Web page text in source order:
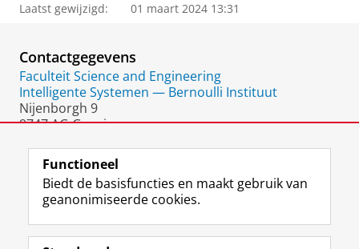
r
P
o
r
t
a
Laatst gewijzigd: 01 maart 2024 13:31
Contactgegevens
Faculteit Science and Engineering
Intelligente Systemen — Bernoulli Instituut
Nijenborgh 9
9747 AG Groningen
Volg de RUG
F
a
L
i
R
S
I
n
Y
o
Functioneel
Biedt de basisfuncties en maakt gebruik van
geanonimiseerde cookies.